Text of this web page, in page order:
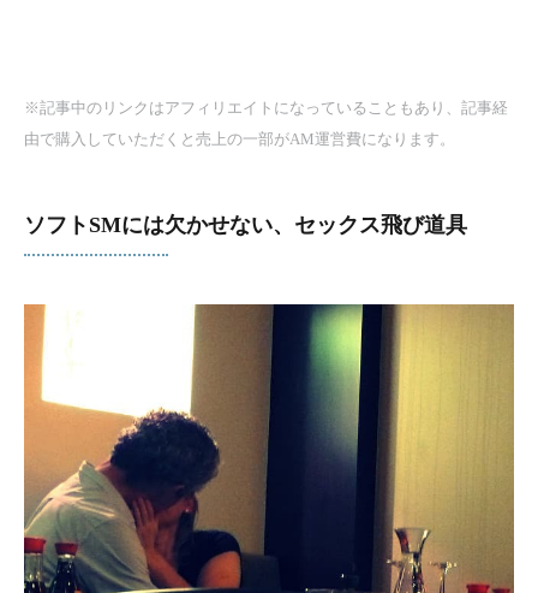
※記事中のリンクはアフィリエイトになっていることもあり、記事経
由で購入していただくと売上の一部がAM運営費になります。
ソフトSMには欠かせない、セックス飛び道具